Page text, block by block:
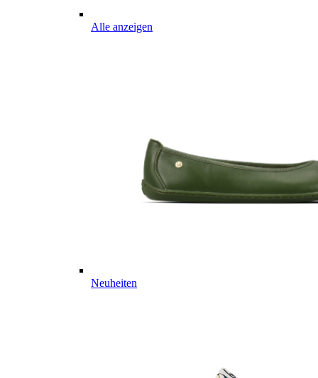
Alle anzeigen
Neuheiten